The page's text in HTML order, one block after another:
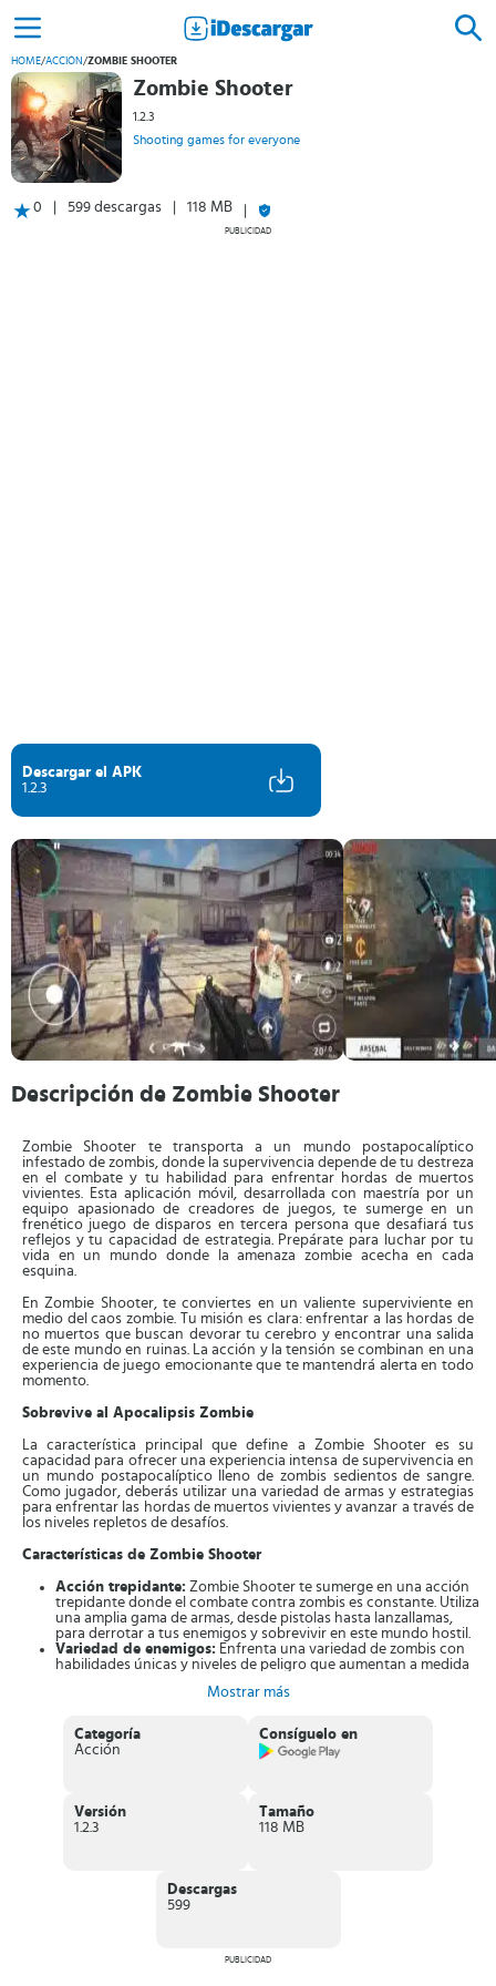
HOME/ACCIÓN/ZOMBIE SHOOTER
Zombie Shooter
1.2.3
Shooting games for everyone
0 599 descargas 118 MB
PUBLICIDAD
Descargar el APK
1.2.3
Descripción de Zombie Shooter
Zombie Shooter te transporta a un mundo postapocalíptico
infestado de zombis, donde la supervivencia depende de tu destreza
en el combate y tu habilidad para enfrentar hordas de muertos
vivientes. Esta aplicación móvil, desarrollada con maestría por un
equipo apasionado de creadores de juegos, te sumerge en un
frenético juego de disparos en tercera persona que desafiará tus
reflejos y tu capacidad de estrategia. Prepárate para luchar por tu
vida en un mundo donde la amenaza zombie acecha en cada
esquina.
En Zombie Shooter, te conviertes en un valiente superviviente en
medio del caos zombie. Tu misión es clara: enfrentar a las hordas de
no muertos que buscan devorar tu cerebro y encontrar una salida
de este mundo en ruinas. La acción y la tensión se combinan en una
experiencia de juego emocionante que te mantendrá alerta en todo
momento.
Sobrevive al Apocalipsis Zombie
La característica principal que define a Zombie Shooter es su
capacidad para ofrecer una experiencia intensa de supervivencia en
un mundo postapocalíptico lleno de zombis sedientos de sangre.
Como jugador, deberás utilizar una variedad de armas y estrategias
para enfrentar las hordas de muertos vivientes y avanzar a través de
los niveles repletos de desafíos.
Características de Zombie Shooter
Acción trepidante: Zombie Shooter te sumerge en una acción
trepidante donde el combate contra zombis es constante. Utiliza
una amplia gama de armas, desde pistolas hasta lanzallamas,
para derrotar a tus enemigos y sobrevivir en este mundo hostil.
Variedad de enemigos: Enfrenta una variedad de zombis con
habilidades únicas y niveles de peligro que aumentan a medida
formas y requerirá estrategias diferentes para sobrevivir.
medida que avanzas en la historia. Personaliza tu equipo y
estrategia para adaptarte a los desafíos cada vez mayores.
Gráficos y efectos visuales impresionantes:
disparo, cada explosión y cada encuentro con zombis se siente
increíblemente real.
Modos de juego variados:
Zombie Shooter ofrece una
garantiza que siempre haya algo nuevo que enfrentar.
Zombie Shooter te ofrece una experiencia emocionante de acción y
forma de sobrevivir en este apocalipsis? Descarga la aplicación y
Mostrar más
Categoría
Acción
Consíguelo en
Versión
1.2.3
Tamaño
118 MB
Descargas
599
PUBLICIDAD